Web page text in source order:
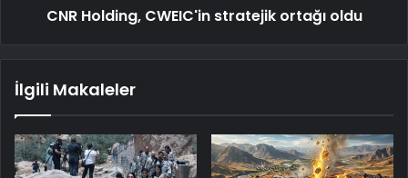
CNR Holding, CWEIC'in stratejik ortağı oldu
İlgili Makaleler